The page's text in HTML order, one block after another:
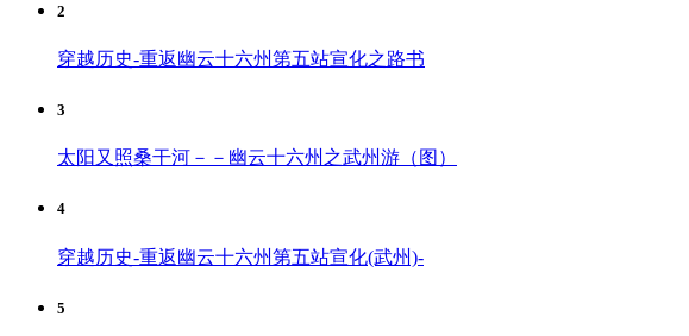
2
穿越历史-重返幽云十六州第五站宣化之路书
3
太阳又照桑干河－－幽云十六州之武州游（图）
4
穿越历史-重返幽云十六州第五站宣化(武州)-
5